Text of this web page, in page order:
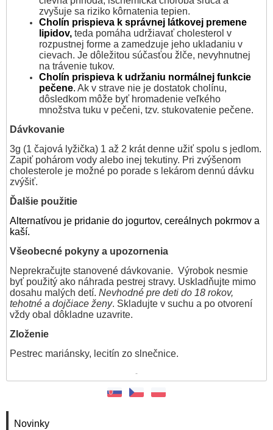
Novinky
zvyšuje sa riziko kôrnatenia tepien.
Cholín prispieva k správnej látkovej premene
lipidov, teda pomáha udržiavať cholesterol v
rozpustnej forme a zamedzuje jeho ukladaniu v
cievach. Je dôležitou súčasťou žlče, nevyhnutnej
na trávenie tukov.
Cholín prispieva k udržaniu normálnej funkcie
pečene. Ak v strave nie je dostatok cholínu,
dôsledkom môže byť hromadenie veľkého
množstva tuku v pečeni, tzv. stukovatenie pečene.
Dávkovanie
3g (1 čajová lyžička) 1 až 2 krát denne užiť spolu s jedlom.
Zapiť pohárom vody alebo inej tekutiny. Pri zvýšenom
cholesterole je možné po porade s lekárom dennú dávku
zvýšiť.
Ďalšie použitie
Alternatívou je pridanie do jogurtov, cereálnych pokrmov a
kaší.
Všeobecné pokyny a upozornenia
Neprekračujte stanovené dávkovanie. Výrobok nesmie
byť použitý ako náhrada pestrej stravy. Uskladňujte mimo
dosahu malých detí. Nevhodné pre deti do 18 rokov,
tehotné a dojčiace ženy. Skladujte v suchu a po otvorení
vždy obal dôkladne uzavrite.
Zloženie
Pestrec mariánsky, lecitín zo slnečnice.
-